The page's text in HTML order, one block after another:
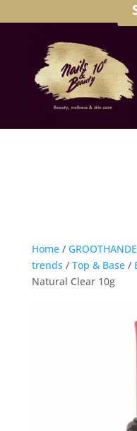
Home/
trends / Top & Base/
Natural Clear 10g